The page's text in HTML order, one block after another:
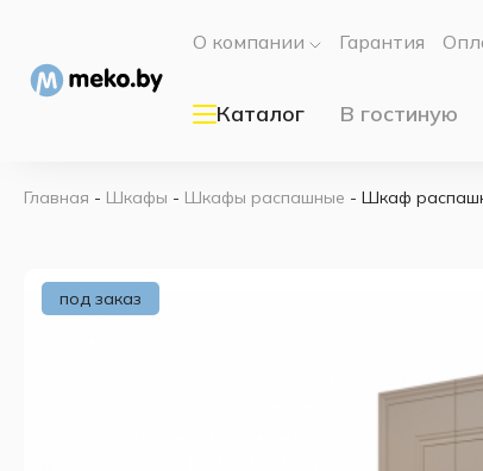
О компании Гарантия
Каталог В гостиную
Главная - Шкафы - Шкафы распашные - Шкаф
под заказ